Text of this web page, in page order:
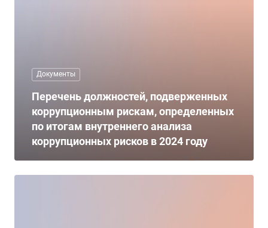
Документы
Перечень должностей, подверженных
коррупционным рискам, определенных
по итогам внутреннего анализа
коррупционных рисков в 2024 году